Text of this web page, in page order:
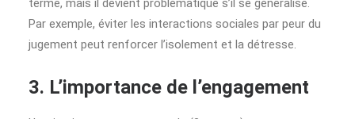
terme, mais il devient problématique s’il se généralise.
Par exemple, éviter les interactions sociales par peur du
jugement peut renforcer l’isolement et la détresse.
3. L’importance de l’engagement